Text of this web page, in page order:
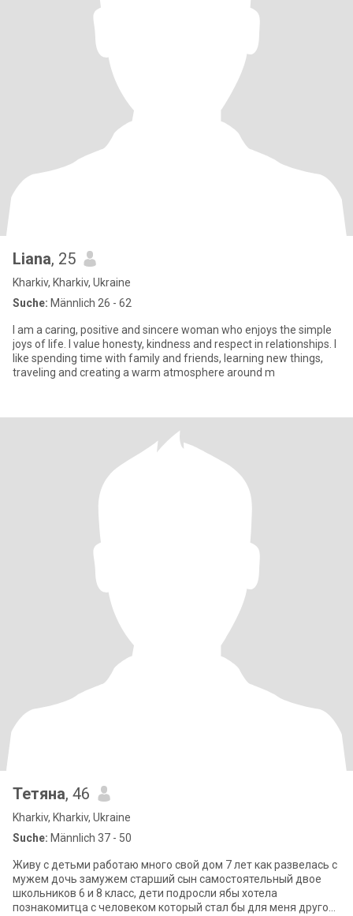
Liana, 25
Kharkiv, Kharkiv, Ukraine
Suche: Männlich 26 - 62
I am a caring, positive and sincere woman who enjoys the simple
joys of life. I value honesty, kindness and respect in relationships. I
like spending time with family and friends, learning new things,
traveling and creating a warm atmosphere around m
Тетяна, 46
Kharkiv, Kharkiv, Ukraine
Suche: Männlich 37 - 50
Живу с детьми работаю много свой дом 7 лет как развелась с
мужем дочь замужем старший сын самостоятельный двое
школьников 6 и 8 класс, дети подросли ябы хотела
познакомитца с человеком который стал бы для меня другом